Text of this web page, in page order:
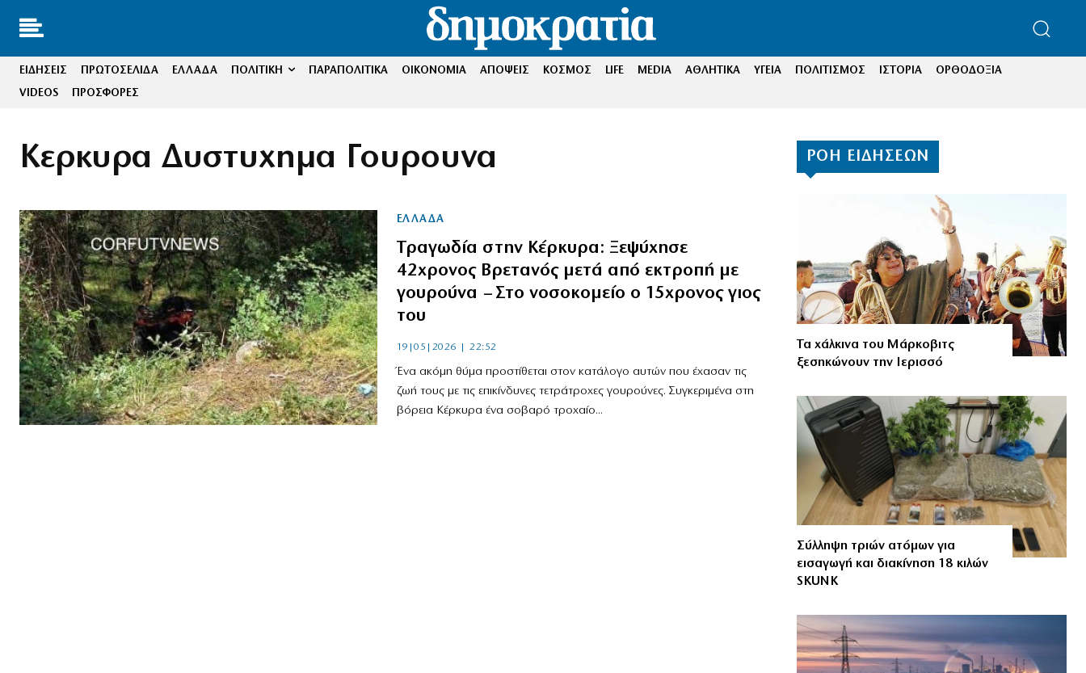
ΕΙΔΗΣΕΙΣ ΠΡΩΤΟΣΕΛΙΔΑ ΕΛΛΑΔΑ ΠΟΛΙΤΙΚΗ ΠΑΡΑΠΟΛΙΤΙΚΑ ΟΙΚΟΝΟΜΙΑ ΑΠΟΨΕΙΣ ΚΟΣΜΟΣ LIFE MEDIA ΑΘΛΗΤΙΚΑ ΥΓΕΙΑ ΠΟΛΙΤΙΣΜΟΣ ΙΣΤΟΡΙΑ
ΟΡΘΟΔΟΞΙΑ
VIDEOS
ΠΡΟΣΦΟΡΕΣ
Κερκυρα Δυστυχημα Γουρουνα
ΕΛΛΑΔΑ
Τραγωδία στην Κέρκυρα: Ξεψύχησε
42χρονος Βρετανός μετά από εκτροπή με
γουρούνα – Στο νοσοκομείο ο 15χρονος γιος
του
19|05|2026 | 22:52
Ένα ακόμη θύμα προστίθεται στον κατάλογο αυτών που έχασαν τις
ζωή τους με τις επικίνδυνες τετράτροχες γουρούνες. Συγκεριμένα στη
βόρεια Κέρκυρα ένα σοβαρό τροχαίο...
ΡΟΗ ΕΙΔΗΣΕΩΝ
Τα χάλκινα του Μάρκοβιτς
ξεσηκώνουν την Ιερισσό
Σύλληψη τριών ατόμων για
εισαγωγή και διακίνηση 18 κιλών
SKUNK